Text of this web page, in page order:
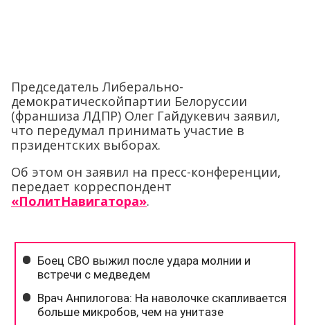
Председатель Либерально-
демократическойпартии Белоруссии
(франшиза ЛДПР) Олег Гайдукевич заявил,
что передумал принимать участие в
прзидентских выборах.
Об этом он заявил на пресс-конференции,
передает корреспондент
«ПолитНавигатора».